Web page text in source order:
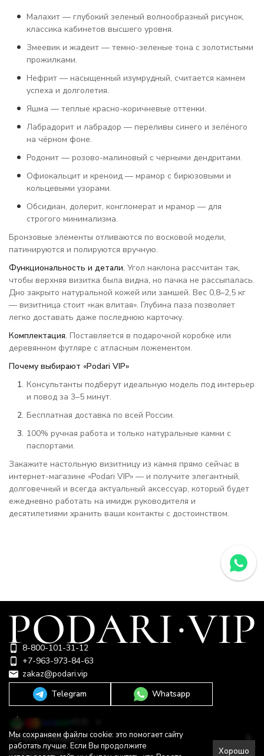
Малахит — глубокий зеленый волнообразный рисунок,
классика кабинетов высшего уровня.
Змеевик и жадеит — темно-зеленые тона с золотистыми
прожилками.
Нефрит — насыщенный изумрудный, считается камнем
успеха и долголетия.
Яшма — теплые красно-коричневые оттенки.
Лабрадорит и лабрадор — переливы синего и зелёного
на чёрном фоне.
Родонит — розово-малиновый с черными дендритами.
Офиокальцит и креноид — мрамор с бирюзовыми и
кольцевыми узорами.
Обсидиан, долерит, конгломерат и мрамор — для
строгого минимализма.
Бронзовые элементы отливаются по восковой модели,
патинируются и полируются вручную.
Функциональность и детали. Угол наклона рассчитан так,
чтобы верхняя визитка была видна, но пачка не рассыпалась.
Дно закрыто натуральной кожей или замшей. Вес 0,8–2,5 кг
— визитница стоит «как влитая». Глубина паза позволяет
легко доставать даже последнюю карточку.
Комплектация. Поставляется в подарочной коробке или
деревянном футляре с атласным ложементом.
Почему выбирают «Podari VIP»
Консультанты подберут идеальную модель под интерьер
и повод за 3–5 минут.
Бесплатная доставка по всей России.
100% ручная работа и только натуральные камни с
паспортами.
Закажите настольную визитницу из камня прямо сейчас в
интернет-магазине «Podari VIP» — и получите элегантный,
долговечный и всегда актуальный аксессуар, который будет
ежедневно работать на имидж руководителя и
десятилетиями хранить ваши контакты с достоинством.
8-800-101-31-12
+7-963-973-84-63
zakaz@podari.vip
Telegram
Whatsapp
Каталог товаров
Информация
Мы сохраняем файлы cookie: это помогает сайту
работать лучше. Если Вы продолжите
Хорошо